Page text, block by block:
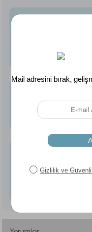
Ürünün pamuk
bakım
Paket içerisinde
Havlusu
Kadın ve erkek
yeşil rengi ve